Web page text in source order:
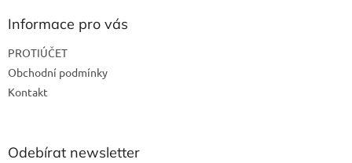
Informace pro vás
PROTIÚČET
Obchodní podmínky
Kontakt
Odebírat newsletter